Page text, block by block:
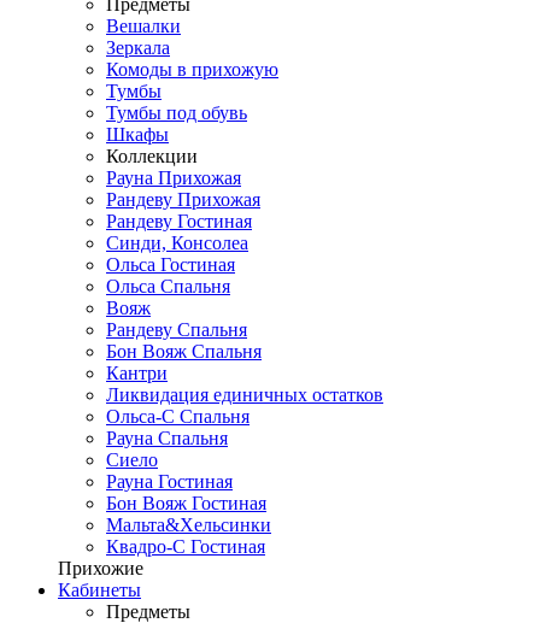
Предметы
Вешалки
Зеркала
Комоды в прихожую
Тумбы
Тумбы под обувь
Шкафы
Коллекции
Рауна Прихожая
Рандеву Прихожая
Рандеву Гостиная
Синди, Консолеа
Ольса Гостиная
Ольса Спальня
Вояж
Рандеву Спальня
Бон Вояж Спальня
Кантри
Ликвидация единичных остатков
Ольса-С Спальня
Рауна Спальня
Сиело
Рауна Гостиная
Бон Вояж Гостиная
Мальта&Хельсинки
Квадро-С Гостиная
Прихожие
Кабинеты
Предметы